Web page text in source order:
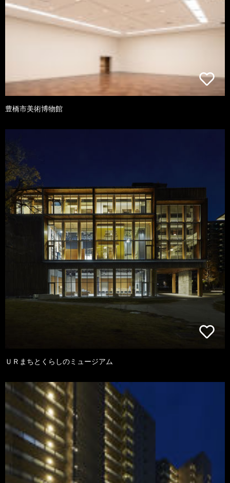
豊橋市美術博物館
ＵＲまちとくらしのミュージアム